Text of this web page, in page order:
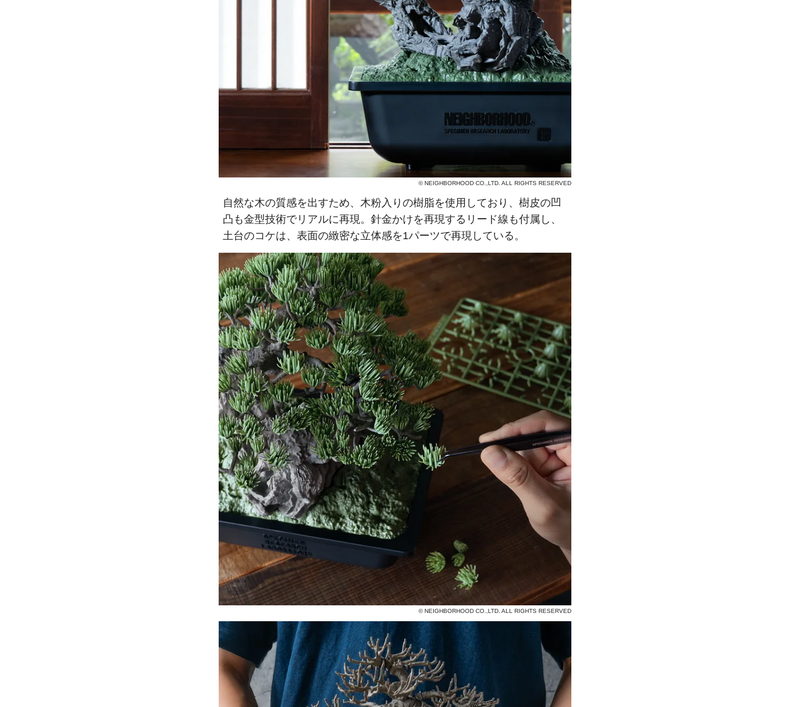
© NEIGHBORHOOD CO.,LTD. ALL RIGHTS RESERVED
自然な木の質感を出すため、木粉入りの樹脂を使用しており、樹皮の凹
凸も金型技術でリアルに再現。針金かけを再現するリード線も付属し、
土台のコケは、表面の緻密な立体感を1パーツで再現している。
© NEIGHBORHOOD CO.,LTD. ALL RIGHTS RESERVED